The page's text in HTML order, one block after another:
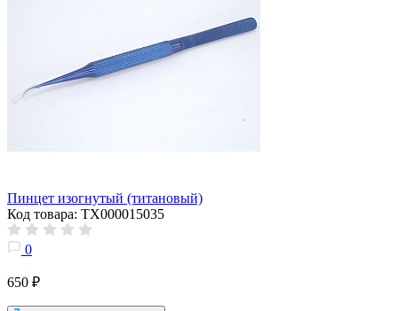
Пинцет изогнутый (титановый)
Код товара: ТХ000015035
0
650 ₽